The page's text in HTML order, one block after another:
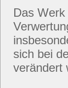
Das
sich bei
verändert